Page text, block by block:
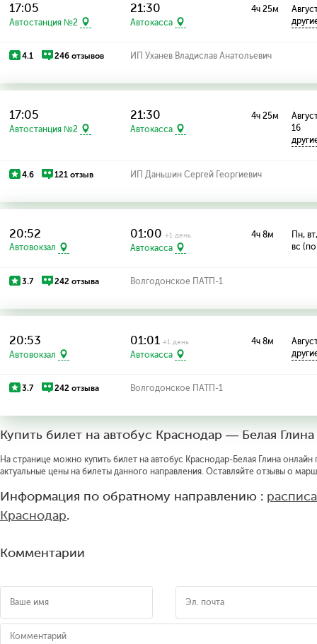
17:05
Автостанция №2
21:30
Автокасса
4ч 25м
4.1 246 отзывов ИП Уханев Владислав Анатольевич
17:05
Автостанция №2
21:30
Автокасса
4ч 25м
16
4.6 121 отзыв ИП Даньшин Сергей Георгиевич
20:52
Автовокзал
01:00+1 день
Автокасса
4ч 8м
Пн,
вс
3.7 242 отзыва Волгодонское ПАТП-1
20:53
Автовокзал
01:01+1 день
Автокасса
4ч 8м
3.7 242 отзыва Волгодонское ПАТП-1
Купить билет на автобус Краснодар — Белая Глина
На странице можно купить билет на автобус Краснодар-Белая Глина
актуальные цены на билеты данного направления. Оставляйте отзывы о
Информация по обратному направлению :
Краснодар.
Комментарии